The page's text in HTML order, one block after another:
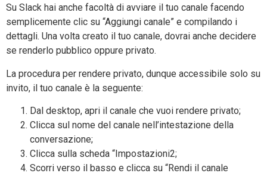
Su Slack hai anche facoltà di avviare il tuo canale facendo
semplicemente clic su “Aggiungi canale” e compilando i
dettagli. Una volta creato il tuo canale, dovrai anche decidere
se renderlo pubblico oppure privato.
La procedura per rendere privato, dunque accessibile solo su
invito, il tuo canale è la seguente:
Dal desktop, apri il canale che vuoi rendere privato;
Clicca sul nome del canale nell’intestazione della
conversazione;
Clicca sulla scheda “Impostazioni2;
Scorri verso il basso e clicca su “Rendi il canale